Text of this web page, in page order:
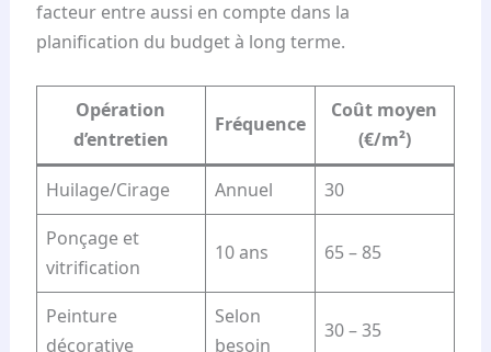
facteur entre aussi en compte dans la
planification du budget à long terme.
Opération
d’entretien
Fréquence
Coût moyen
(€/m²)
Huilage/Cirage Annuel
30
Ponçage et
vitrification
10 ans 65 – 85
Peinture
décorative
Selon
besoin
30 – 35